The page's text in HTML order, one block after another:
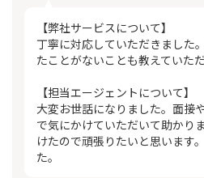
【弊社サービスについて】
丁寧に対応していただきました
たことがないことも教えていた
【担当エージェントについて】
大変お世話になりました。面接
で気にかけていただいて助かり
けたので頑張りたいと思います
た。